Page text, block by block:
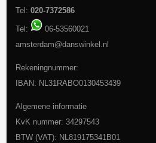
Tel: 020-7372586
Tel:
06-53560021
amsterdam@danswinkel.nl
Rekeningnummer:
IBAN: NL31RABO0130453439
Algemene informatie
KvK nummer: 34297543
BTW (VAT): NL819175341B01